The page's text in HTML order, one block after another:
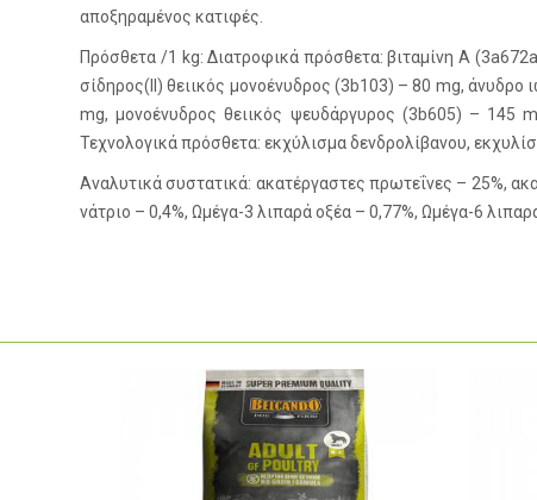
αποξηραμένος κατιφές.
Πρόσθετα /1 kg: Διατροφικά πρόσθετα: βιταμίνη A
σίδηρος(II) θειικός μονοένυδρος (3b103) – 80 mg, άνυδρο
mg, μονοένυδρος θειικός ψευδάργυρος (3b605) – 145
Τεχνολογικά πρόσθετα: εκχύλισμα δενδρολίβανου,
Αναλυτικά συστατικά: ακατέργαστες πρωτεΐνες – 25%,
νάτριο – 0,4%, Ωμέγα-3 λιπαρά οξέα – 0,77%, Ωμέγα-6